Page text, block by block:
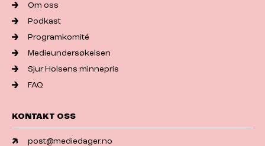
Om oss
Podkast
Programkomité
Medieundersøkelsen
Sjur Holsens minnepris
FAQ
KONTAKT OSS
post@mediedager.no